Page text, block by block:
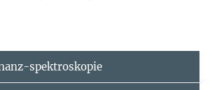
spektroskopie